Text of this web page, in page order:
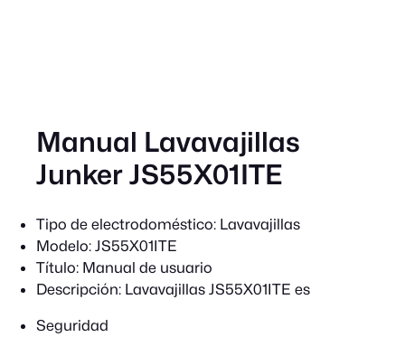
Manual Lavavajillas
Junker JS55X01ITE
Tipo de electrodoméstico: Lavavajillas
Modelo: JS55X01ITE
Título: Manual de usuario
Descripción: Lavavajillas JS55X01ITE es
Seguridad